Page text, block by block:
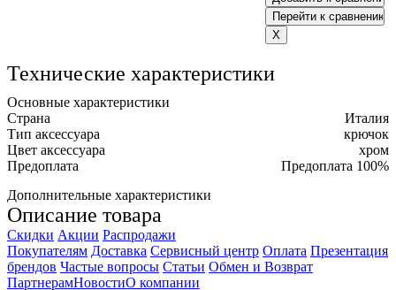
Технические характеристики
Основные характеристики
Страна
Италия
Тип аксессуара
крючок
Цвет аксессуара
хром
Предоплата
Предоплата 100%
Дополнительные характеристики
Описание товара
Скидки Акции Распродажи
Покупателям Доставка Сервисный центр Оплата Презентация
брендов Частые вопросы Статьи Обмен и Возврат
ПартнерамНовостиО компании